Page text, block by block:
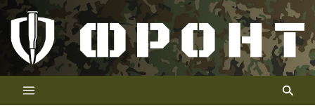
Скип
цонтент
Телевизија ФРОНТ
Први војни канал у Србији